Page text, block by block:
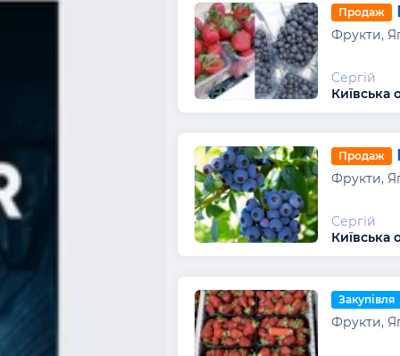
Продаж
Фрукти,
Сергій
Київська
Продаж
Фрукти,
Сергій
Київська
Закупівля
Фрукти,